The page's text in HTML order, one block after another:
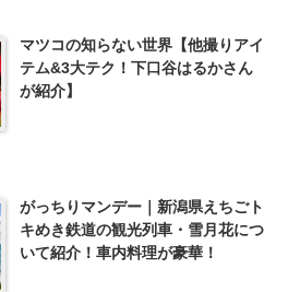
マツコの知らない世界【他撮りアイ
テム&3大テク！下口谷はるかさん
が紹介】
がっちりマンデー｜新潟県えちごト
キめき鉄道の観光列車・雪月花につ
いて紹介！車内料理が豪華！